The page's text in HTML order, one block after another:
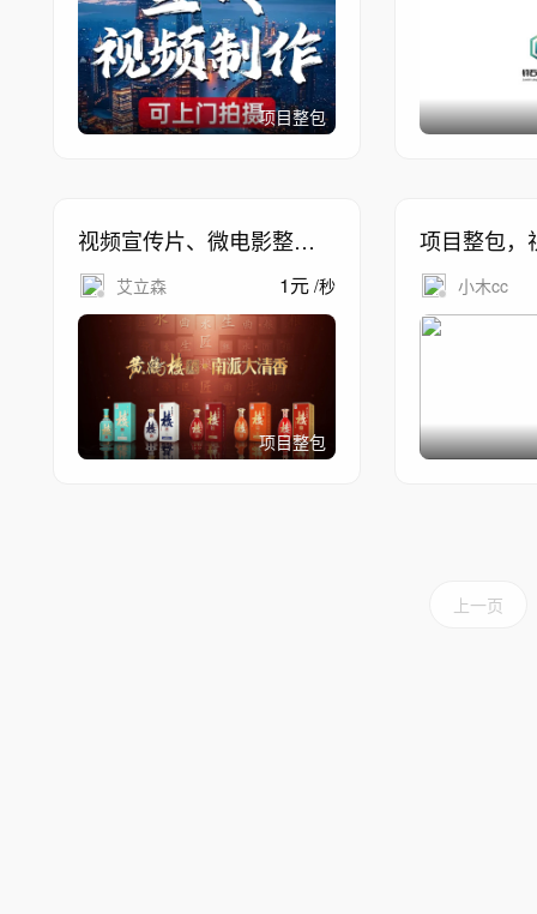
项目整包
视频宣传片、微电影整包
制作艾立森 1元 /秒
项目整包
项目整包，
画制作，三
小木cc
上一页